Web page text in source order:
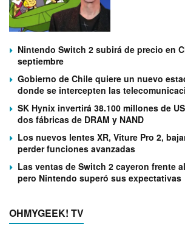
Nintendo Switch 2 subirá de precio en
septiembre
Gobierno de Chile quiere un nuevo
donde se intercepten las
SK Hynix invertirá 38.100 millones de
dos fábricas de DRAM y NAND
Los nuevos lentes XR, Viture Pro 2,
perder funciones avanzadas
Las ventas de Switch 2 cayeron frente
pero Nintendo superó sus expectativas
OHMYGEEK! TV